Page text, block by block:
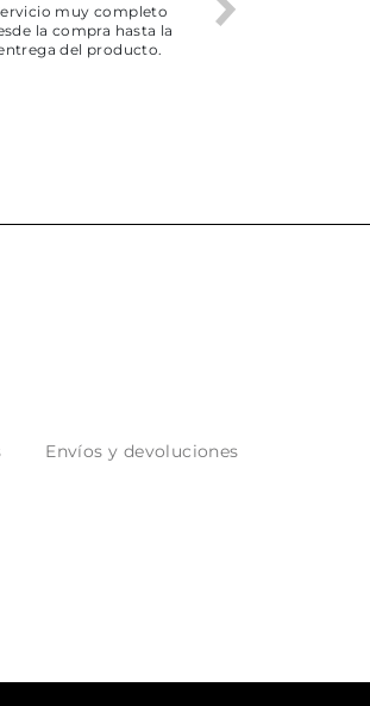
muy completo
la compra hasta la
del producto.
Envíos y devoluciones